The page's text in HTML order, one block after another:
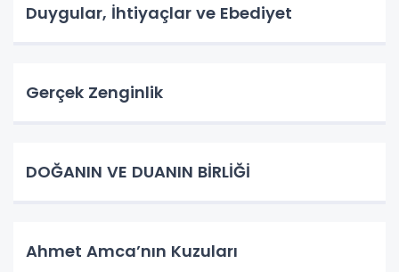
Duygular, İhtiyaçlar ve Ebediyet
Gerçek Zenginlik
DOĞANIN VE DUANIN BİRLİĞİ
Ahmet Amca’nın Kuzuları